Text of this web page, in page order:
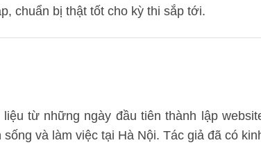
chuẩn bị thật tốt cho kỳ thi sắp tới.
từ những ngày đầu tiên thành lập
và làm việc tại Hà Nội. Tác giả đã có